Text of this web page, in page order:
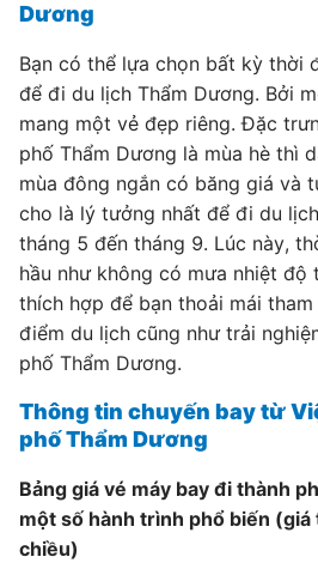
Dương
Bạn có thể lựa chọn bất kỳ thời
để đi du lịch Thẩm Dương. Bởi
mang một vẻ đẹp riêng. Đặc
phố Thẩm Dương là mùa hè thì
mùa đông ngắn có băng giá và
cho là lý tưởng nhất để đi du
tháng 5 đến tháng 9. Lúc này,
hầu như không có mưa nhiệt độ
thích hợp để bạn thoải mái
điểm du lịch cũng như trải
phố Thẩm Dương.
Thông tin chuyến bay từ
phố Thẩm Dương
Bảng giá vé máy bay đi thành
một số hành trình phổ biến (giá
chiều)